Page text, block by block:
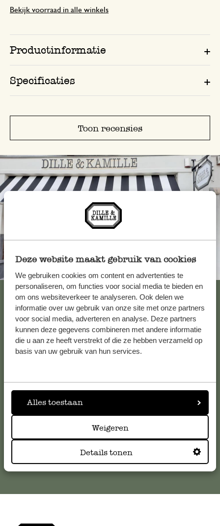
Deze website maakt gebruik van cookies
We gebruiken cookies om content en advertenties te
personaliseren, om functies voor social media te bieden en
om ons websiteverkeer te analyseren. Ook delen we
informatie over uw gebruik van onze site met onze partners
voor social media, adverteren en analyse. Deze partners
kunnen deze gegevens combineren met andere informatie
die u aan ze heeft verstrekt of die ze hebben verzameld op
basis van uw gebruik van hun services.
Alles toestaan
Weigeren
Details tonen
Bekijk voorraad in alle winkels
Productinformatie
Specificaties
Toon recensies
Altijd in de buurt
Bekijk alle 62 winkels
Klantenservice
meestgestelde vragen.
Online Klantenservice